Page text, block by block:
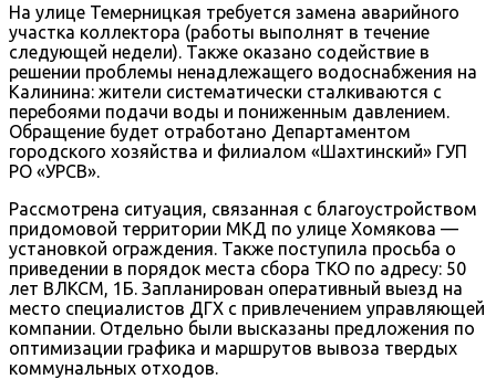
На улице Темерницкая требуется замена аварийного
участка коллектора (работы выполнят в течение
следующей недели). Также оказано содействие в
решении проблемы ненадлежащего водоснабжения на
Калинина: жители систематически сталкиваются с
перебоями подачи воды и пониженным давлением.
Обращение будет отработано Департаментом
городского хозяйства и филиалом «Шахтинский» ГУП
РО «УРСВ».
Рассмотрена ситуация, связанная с благоустройством
придомовой территории МКД по улице Хомякова —
установкой ограждения. Также поступила просьба о
приведении в порядок места сбора ТКО по адресу: 50
лет ВЛКСМ, 1Б. Запланирован оперативный выезд на
место специалистов ДГХ с привлечением управляющей
компании. Отдельно были высказаны предложения по
оптимизации графика и маршрутов вывоза твердых
коммунальных отходов.